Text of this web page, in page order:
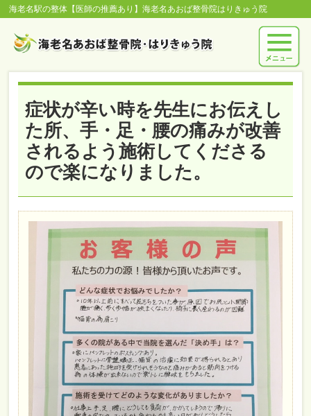
海老名駅の整体【医師の推薦あり】海老名あおば整骨院はりきゅう院
症状が辛い時を先生にお伝えし
た所、手・足・腰の痛みが改善
されるよう施術してくださる
ので楽になりました。